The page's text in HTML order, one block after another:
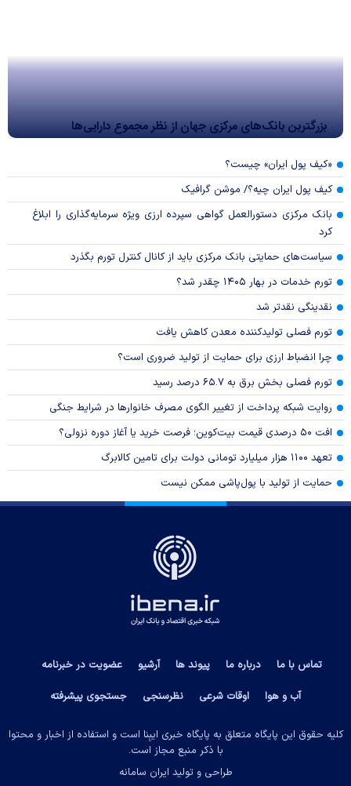
بزرگترین بانک‌های مرکزی جهان از نظر مجموع دارایی‌ها
«کیف پول ایران» چیست؟
کیف پول ایران چیه؟/ موشن گرافیک
بانک مرکزی دستورالعمل گواهی سپرده ارزی ویژه سرمایه‌گذاری را ابلاغ
کرد
سیاست‌های حمایتی بانک مرکزی باید از کانال کنترل تورم بگذرد
تورم خدمات در بهار ۱۴۰۵ چقدر شد؟
نقدینگی نقدتر شد
تورم فصلی تولیدکننده معدن کاهش یافت
چرا انضباط ارزی برای حمایت از تولید ضروری است؟
تورم فصلی بخش برق به ۶۵.۷ درصد رسید
روایت شبکه پرداخت از تغییر الگوی مصرف خانوار‌ها در شرایط جنگی
افت ۵۰ درصدی قیمت بیت‌کوین؛ فرصت خرید یا آغاز دوره نزولی؟
تعهد ۱۱۰۰ هزار میلیارد تومانی دولت برای تامین کالابرگ
حمایت از تولید با پول‌پاشی ممکن نیست
تماس با ما درباره ما پیوند ها آرشیو
عضویت در خبرنامه
آب و هوا
اوقات شرعی نظرسنجی جستجوی پیشرفته
کلیه حقوق این پایگاه متعلق به پایگاه خبری ایبِنا است و استفاده از اخبار و محتوا
با ذکر منبع مجاز است.
طراحی و تولید ایران سامانه